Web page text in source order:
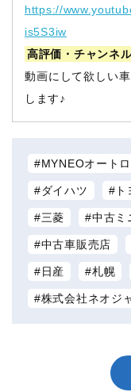
https://
is5S3iw
高評価・チャンネ
動画にして欲しい
します♪
MYNEOオート
ダイハツ ト
三菱 中古ミ
中古車販売店
日産 札幌
株式会社ネオジ